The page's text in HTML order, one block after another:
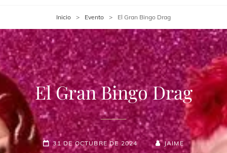
Inicio > Evento > El Gran Bingo Drag
El Gran Bingo Drag
31 DE OCTUBRE DE 2024 JAIME